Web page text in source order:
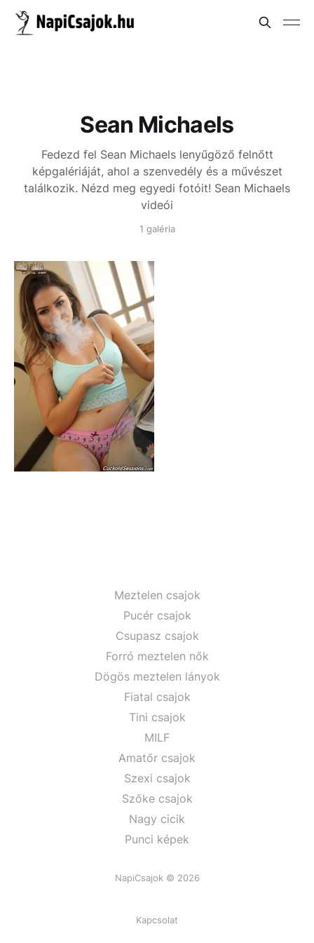
Sean Michaels
Fedezd fel Sean Michaels lenyűgöző felnőtt
képgalériáját, ahol a szenvedély és a művészet
találkozik. Nézd meg egyedi fotóit! Sean Michaels
videói
1 galéria
Meztelen csajok
Pucér csajok
Csupasz csajok
Forró meztelen nők
Dögös meztelen lányok
Fiatal csajok
Tini csajok
MILF
Amatőr csajok
Szexi csajok
Szőke csajok
Nagy cicik
Punci képek
NapiCsajok © 2026
Kapcsolat